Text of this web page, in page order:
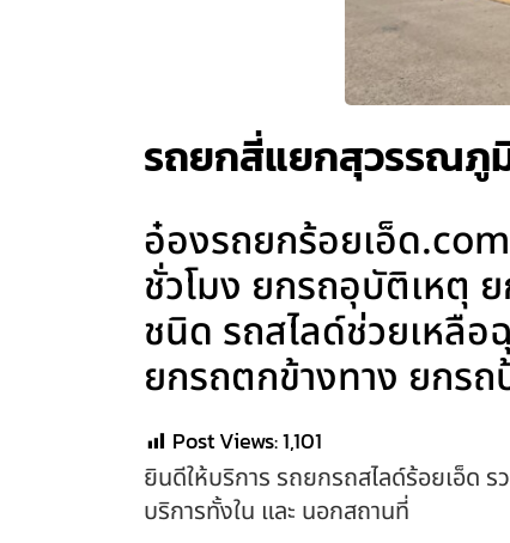
รถยกสี่แยกสุวรรณภูมิ
อ๋องรถยกร้อยเอ็ด
ชั่วโมง ยกรถอุบัติเหตุ
ชนิด รถสไลด์ช่วยเหลื
ยกรถตกข้างทาง ยกร
Post Views:1,101
ยินดีให้บริการ รถยกรถสไลด์ร้อยเอ็ด
บริการทั้งใน และ นอกสถานที่